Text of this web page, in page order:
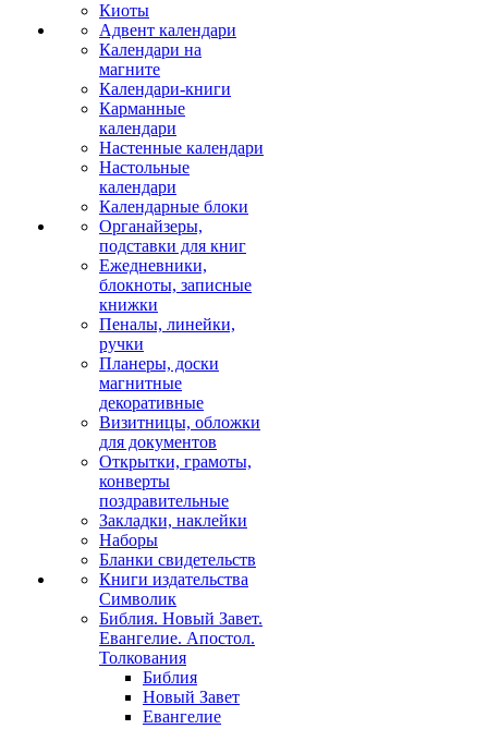
Киоты
Адвент календари
Календари на
магните
Календари-книги
Карманные
календари
Настенные календари
Настольные
календари
Календарные блоки
Органайзеры,
подставки для книг
Ежедневники,
блокноты, записные
книжки
Пеналы, линейки,
ручки
Планеры, доски
магнитные
декоративные
Визитницы, обложки
для документов
Открытки, грамоты,
конверты
поздравительные
Закладки, наклейки
Наборы
Бланки свидетельств
Книги издательства
Символик
Библия. Новый Завет.
Евангелие. Апостол.
Толкования
Библия
Новый Завет
Евангелие